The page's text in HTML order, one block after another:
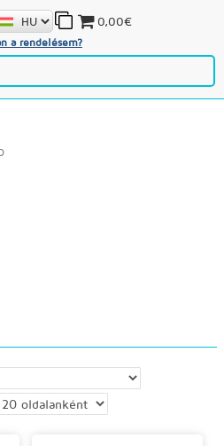
a rendelésem?
0,00€